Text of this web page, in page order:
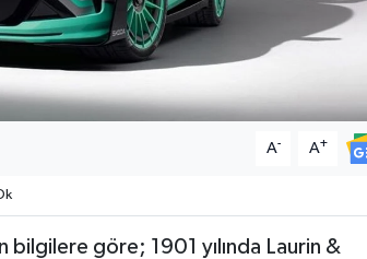
A- A+
bilgilere göre; 1901 yılında Laurin &